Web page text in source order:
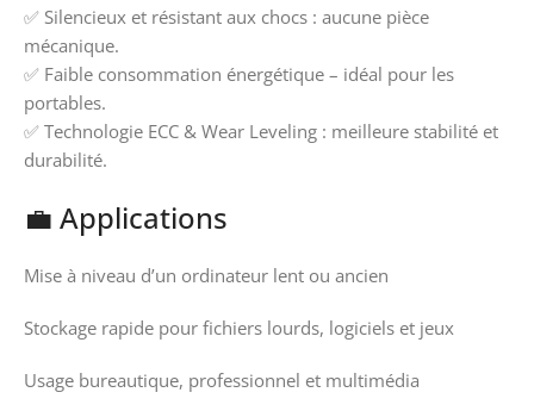
✅ Silencieux et résistant aux chocs : aucune pièce
mécanique.
✅ Faible consommation énergétique – idéal pour les
portables.
✅ Technologie ECC & Wear Leveling : meilleure stabilité et
durabilité.
💼 Applications
Mise à niveau d’un ordinateur lent ou ancien
Stockage rapide pour fichiers lourds, logiciels et jeux
Usage bureautique, professionnel et multimédia